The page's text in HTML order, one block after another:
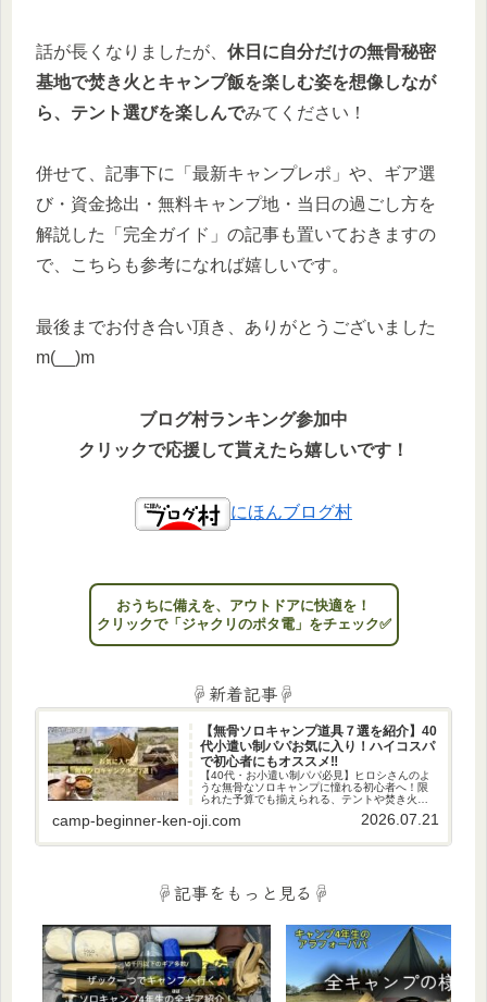
話が長くなりましたが、 休日に自分だけの無骨秘密
基地で焚き火とキャンプ飯を楽しむ姿を想像しなが
ら、テント選びを楽しんでみてください！
併せて、記事下に「最新キャンプレポ」や、ギア選
び・資金捻出・無料キャンプ地・当日の過ごし方を
解説した「完全ガイド」の記事も置いておきますの
で、こちらも参考になれば嬉しいです。
最後までお付き合い頂き、ありがとうございました
m(__)m
ブログ村ランキング参加中
クリックで応援して貰えたら嬉しいです！
にほんブログ村
おうちに備えを、アウトドアに快適を！
クリックで「ジャクリのポタ電」をチェック✅
☟新着記事☟
【無骨ソロキャンプ道具７選を紹介】40
代小遣い制パパお気に入り！ハイコスパ
で初心者にもオススメ‼
【40代・お小遣い制パパ必見】ヒロシさんのよ
うな無骨なソロキャンプに憧れる初心者へ！限
られた予算でも揃えられる、テントや焚き火台
末、男のロマン溢れる秘密基地で日々の疲れを
camp-beginner-ken-oji.com 2026.07.21
☟記事をもっと見る☟